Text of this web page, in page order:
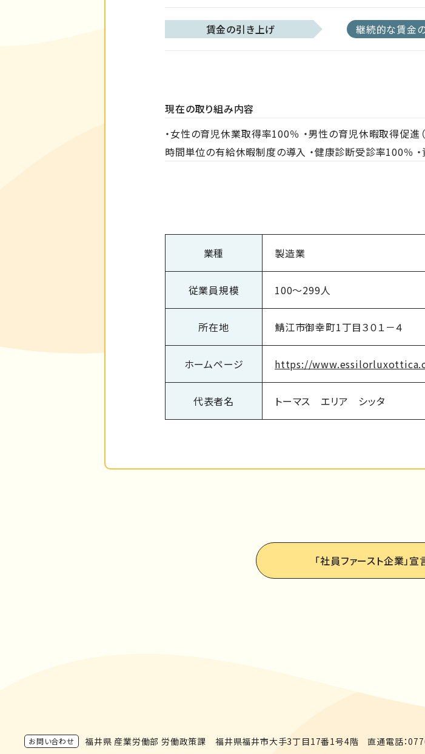
賃金の引き上げ 継続的な賃金
現在の取り組み内容
・女性の育児休業取得率100％ ・男性の育児休暇取得促進
時間単位の有給休暇制度の導入 ・健康診断受診率100％
業種 製造業
従業員規模 100～299人
所在地 鯖江市御幸町1丁目３０１－４
ホームページ https://
代表者名 トーマス エリア シッタ
「社員ファースト企業」宣
お問い合わせ 福井県 産業労働部 労働政策課 福井県福井市大手3丁目17番1号4階 直通電話：